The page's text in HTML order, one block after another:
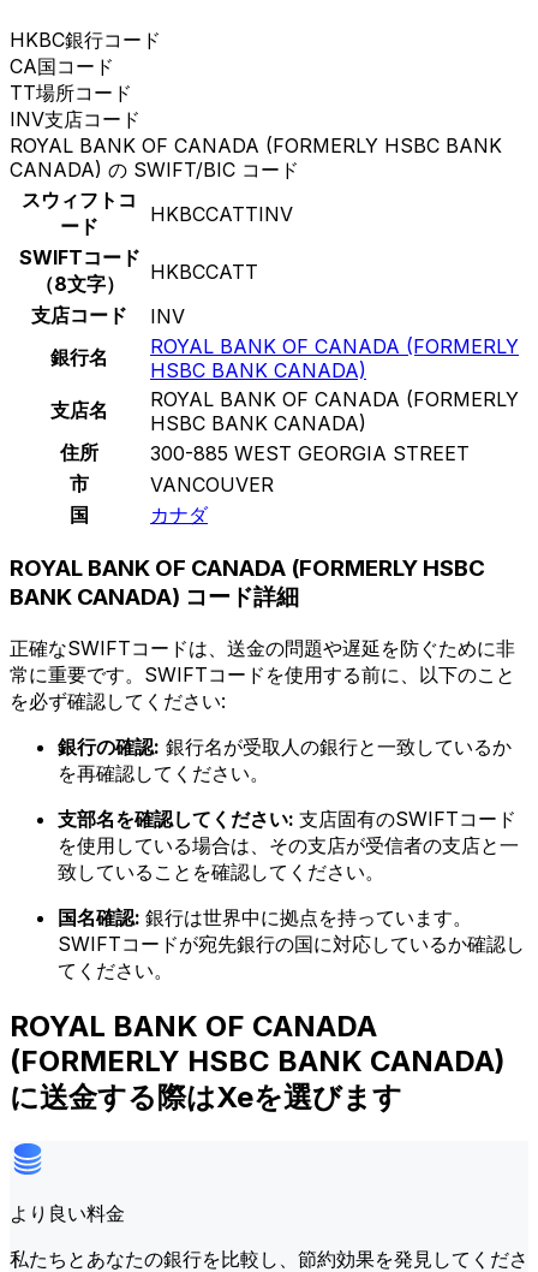
HKBC銀行コード
CA国コード
TT場所コード
INV支店コード
ROYAL BANK OF CANADA (FORMERLY HSBC BANK
CANADA) の SWIFT/BIC コード
スウィフトコ
ード
HKBCCATTINV
SWIFTコード
（8文字）
HKBCCATT
支店コード
INV
銀行名
ROYAL BANK OF CANADA (FORMERLY
HSBC BANK CANADA)
支店名
ROYAL BANK OF CANADA (FORMERLY
HSBC BANK CANADA)
住所
300-885 WEST GEORGIA STREET
市
VANCOUVER
国
カナダ
ROYAL BANK OF CANADA (FORMERLY HSBC
BANK CANADA) コード詳細
正確なSWIFTコードは、送金の問題や遅延を防ぐために非
常に重要です。SWIFTコードを使用する前に、以下のこと
を必ず確認してください:
銀行の確認: 銀行名が受取人の銀行と一致しているか
を再確認してください。
支部名を確認してください: 支店固有のSWIFTコード
を使用している場合は、その支店が受信者の支店と一
致していることを確認してください。
国名確認: 銀行は世界中に拠点を持っています。
SWIFTコードが宛先銀行の国に対応しているか確認し
てください。
ROYAL BANK OF CANADA
(FORMERLY HSBC BANK CANADA)
に送金する際はXeを選びます
より良い料金
私たちとあなたの銀行を比較し、節約効果を発見してくださ